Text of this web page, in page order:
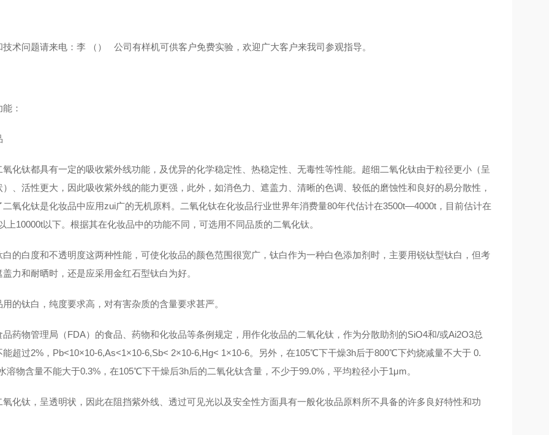
技术问题请来电：李 （） 公司有样机可供客户免费实验，欢迎广大客户来我司参观指导。
：
氧化钛都具有一定的吸收紫外线功能，及优异的化学稳定性、热稳定性、无毒性等性能。超细二氧化钛由于粒径更小（呈
）、活性更大，因此吸收紫外线的能力更强，此外，如消色力、遮盖力、清晰的色调、较低的磨蚀性和良好的易分散性，
二氧化钛是化妆品中应用zui广的无机原料。二氧化钛在化妆品行业世界年消费量80年代估计在3500t—4000t，目前估计在
上10000t以下。根据其在化妆品中的功能不同，可选用不同品质的二氧化钛。
白的白度和不透明度这两种性能，可使化妆品的颜色范围很宽广，钛白作为一种白色添加剂时，主要用锐钛型钛白，但考
盖力和耐晒时，还是应采用金红石型钛白为好。
用的钛白，纯度要求高，对有害杂质的含量要求甚严。
品药物管理局（FDA）的食品、药物和化妆品等条例规定，用作化妆品的二氧化钛，作为分散助剂的SiO4和/或Ai2O3总
能超过2%，Pb<10×10-6,As<1×10-6,Sb< 2×10-6,Hg< 1×10-6。另外，在105℃下干燥3h后于800℃下灼烧减量不大于 0.
溶物含量不能大于0.3%，在105℃下干燥后3h后的二氧化钛含量，不少于99.0%，平均粒径小于1μm。
氧化钛，呈透明状，因此在阻挡紫外线、透过可见光以及安全性方面具有一般化妆品原料所不具备的许多良好特性和功